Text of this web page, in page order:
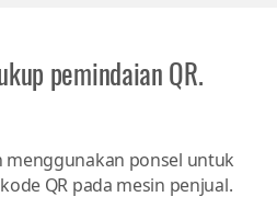
pemindaian QR.
menggunakan ponsel untuk
QR pada mesin penjual.